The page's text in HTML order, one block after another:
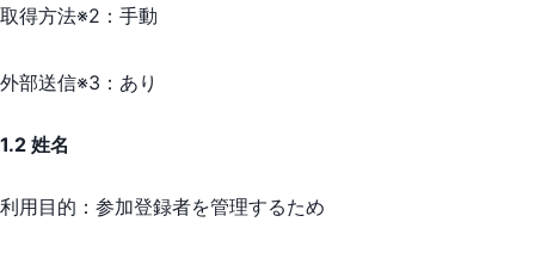
取得方法※2： 手動
外部送信※3： あり
1.2 姓名
利用目的： 参加登録者を管理するため